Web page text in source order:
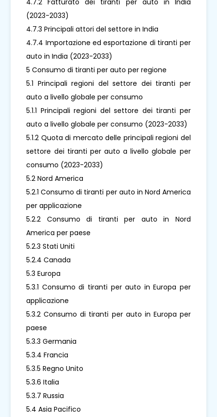
(2023-2033)
4.7.3 Principali attori del settore in India
4.7.4 Importazione ed esportazione di tiranti per
auto in India (2023-2033)
5 Consumo di tiranti per auto per regione
5.1 Principali regioni del settore dei tiranti per
auto a livello globale per consumo
5.1.1 Principali regioni del settore dei tiranti per
auto a livello globale per consumo (2023-2033)
5.1.2 Quota di mercato delle principali regioni del
settore dei tiranti per auto a livello globale per
consumo (2023-2033)
5.2 Nord America
5.2.1 Consumo di tiranti per auto in Nord America
per applicazione
5.2.2 Consumo di tiranti per auto in Nord
America per paese
5.2.3 Stati Uniti
5.2.4 Canada
5.3 Europa
5.3.1 Consumo di tiranti per auto in Europa per
applicazione
5.3.2 Consumo di tiranti per auto in Europa per
paese
5.3.3 Germania
5.3.4 Francia
5.3.5 Regno Unito
5.3.6 Italia
5.3.7 Russia
5.4 Asia Pacifico